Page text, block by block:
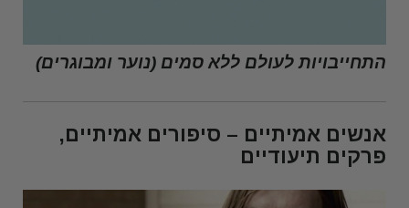
התחייבויות לעולם ללא סמים (נוער ומבוגרים)
אנשים אמיתיים – סיפורים אמיתיים,
פרקים תיעודיים